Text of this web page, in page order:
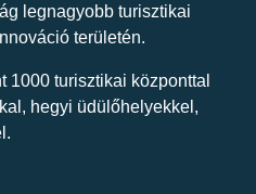
legnagyobb turisztikai
területén.
1000 turisztikai központtal
hegyi üdülőhelyekkel,